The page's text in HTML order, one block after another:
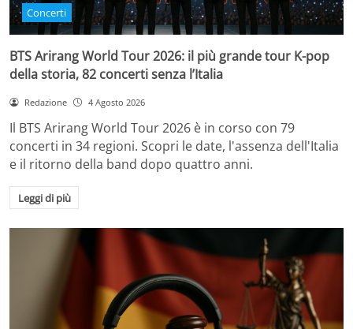
Concerti
BTS Arirang World Tour 2026: il più grande tour K-pop
della storia, 82 concerti senza l’Italia
Redazione 4 Agosto 2026
Il BTS Arirang World Tour 2026 è in corso con 79
concerti in 34 regioni. Scopri le date, l'assenza dell'Italia
e il ritorno della band dopo quattro anni.
Leggi di più